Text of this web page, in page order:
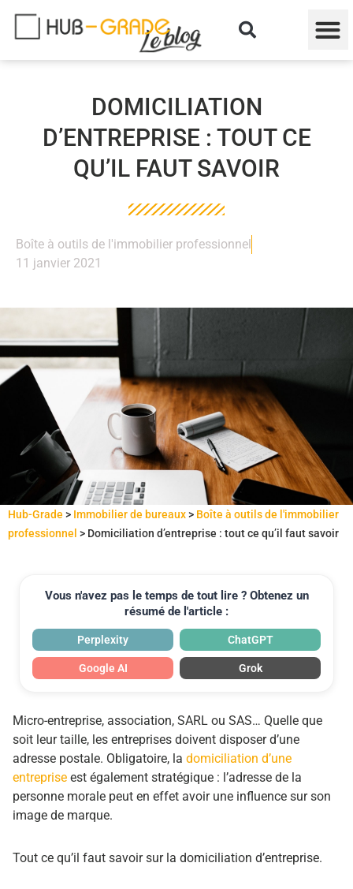
DOMICILIATION
D’ENTREPRISE : TOUT CE
QU’IL FAUT SAVOIR
Boîte à outils de l'immobilier professionnel
11 janvier 2021
Hub-Grade > Immobilier de bureaux> Boîte à outils de l'immobilier
professionnel > Domiciliation d’entreprise : tout ce qu’il faut savoir
Vous n'avez pas le temps de tout lire ? Obtenez un
résumé de l'article :
Perplexity ChatGPT
Google AI Grok
Micro-entreprise, association, SARL ou SAS… Quelle que
soit leur taille, les entreprises doivent disposer d’une
adresse postale. Obligatoire, la domiciliation d’une
entreprise est également stratégique : l’adresse de la
personne morale peut en effet avoir une influence sur son
image de marque.
Tout ce qu’il faut savoir sur la domiciliation d’entreprise.